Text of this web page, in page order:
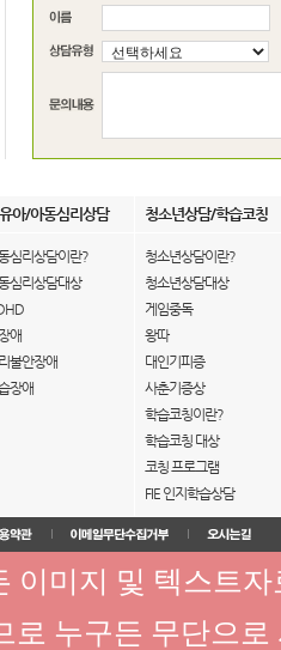
아/아동심리상담 청소년상담/학습코칭
심리상담이란?
심리상담대상
애
불안장애
장애
청소년상담이란?
청소년상담대상
게임중독
왕따
대인기피증
사춘기증상
학습코칭이란?
학습코칭 대상
코칭 프로그램
FIE 인지학습상담
이미지 및 텍스트
로 누구든 무단으